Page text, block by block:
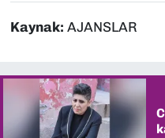
Kaynak: AJANSLAR